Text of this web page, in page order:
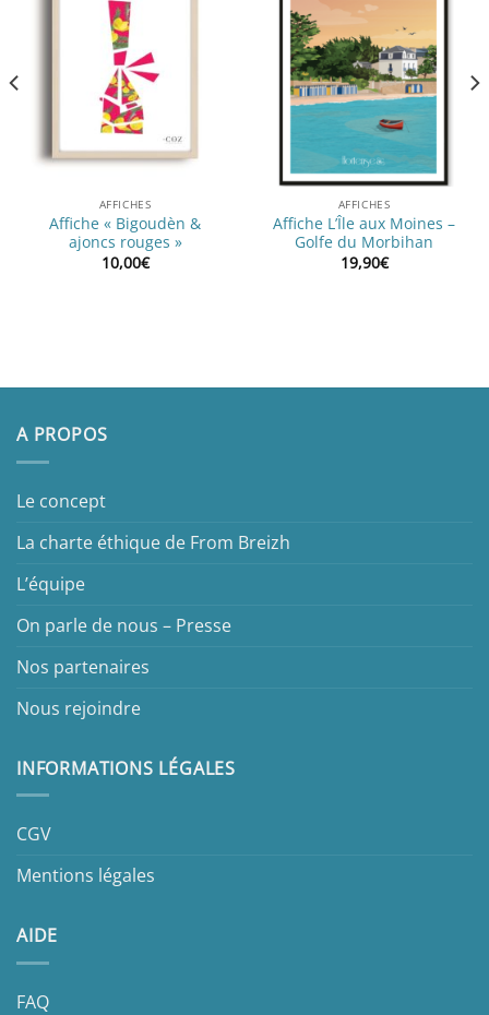
AFFICHES
Affiche « Bigoudèn &
ajoncs rouges »
10,00€
AFFICHES
Affiche L’Île aux Moines –
Golfe du Morbihan
19,90€
A PROPOS
Le concept
La charte éthique de From Breizh
L’équipe
On parle de nous – Presse
Nos partenaires
Nous rejoindre
INFORMATIONS LÉGALES
CGV
Mentions légales
AIDE
FAQ